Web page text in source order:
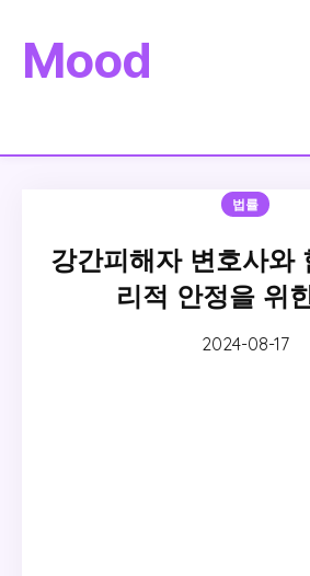
Mood
법률
강간피해자 변호사와
리적 안정을 위
2024-08-17